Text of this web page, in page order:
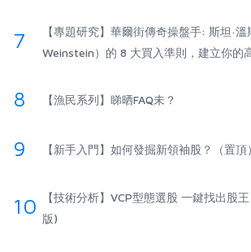
7
【專題研究】華爾街傳奇操盤手: 斯坦·
Weinstein）的 8 大買入準則，建立你的
8 【漁民系列】睇晒FAQ未？
9 【新手入門】如何發掘新領袖股？（置頂）
10
【技術分析】VCP型態選股 一鍵找出股
版)